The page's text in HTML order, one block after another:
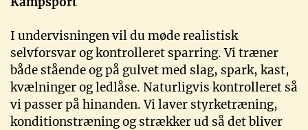
I undervisningen vil du møde realistisk
selvforsvar og kontrolleret sparring. Vi træner
både stående og på gulvet med slag, spark, kast,
kvælninger og ledlåse. Naturligvis kontrolleret så
vi passer på hinanden. Vi laver styrketræning,
konditionstræning og strækker ud så det bliver